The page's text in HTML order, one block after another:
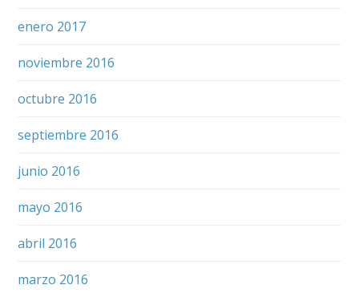
enero 2017
noviembre 2016
octubre 2016
septiembre 2016
junio 2016
mayo 2016
abril 2016
marzo 2016